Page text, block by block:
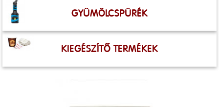
GYÜMÖLCSPÜRÉK
KIEGÉSZÍTŐ TERMÉKEK